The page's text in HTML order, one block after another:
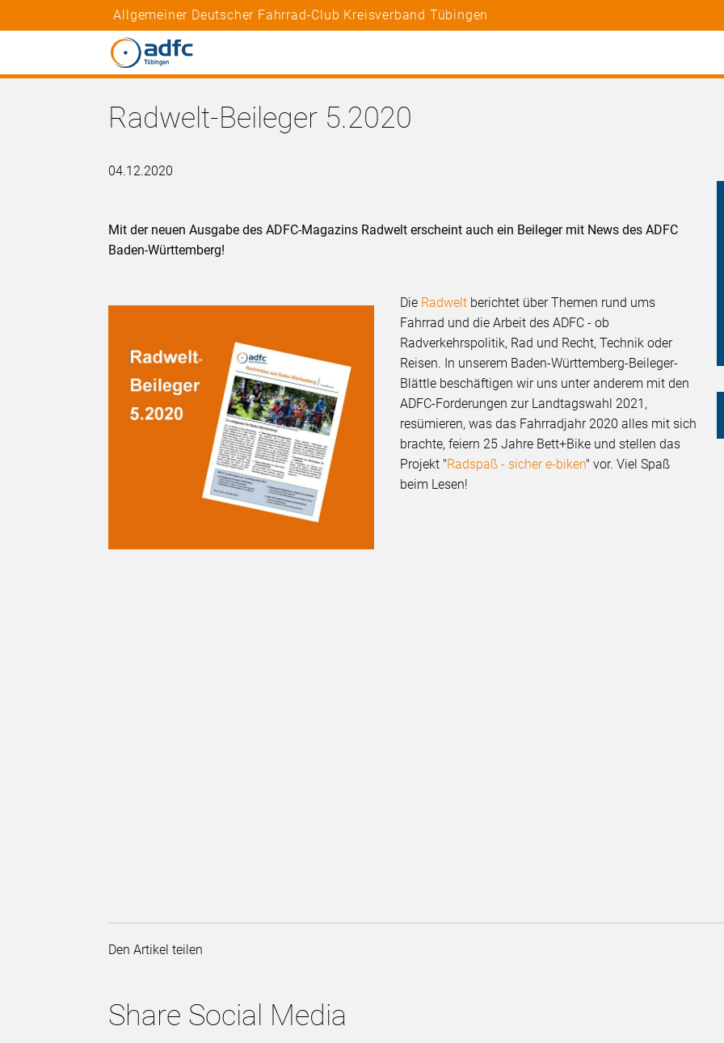
Allgemeiner Deutscher Fahrrad-Club Kreisverband Tübingen
Radwelt-Beileger 5.2020
04.12.2020
Mit der neuen Ausgabe des ADFC-Magazins Radwelt erscheint auch ein Beileger mit News des ADFC
Baden-Württemberg!
Die Radwelt berichtet über Themen rund ums
Fahrrad und die Arbeit des ADFC - ob
Radverkehrspolitik, Rad und Recht, Technik oder
Reisen. In unserem Baden-Württemberg-Beileger-
Blättle beschäftigen wir uns unter anderem mit den
ADFC-Forderungen zur Landtagswahl 2021,
resümieren, was das Fahrradjahr 2020 alles mit sich
brachte, feiern 25 Jahre Bett+Bike und stellen das
Projekt "Radspaß - sicher e-biken" vor. Viel Spaß
beim Lesen!
Den Artikel teilen
Share Social Media